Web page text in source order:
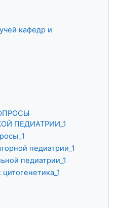
кафедр и
ПЕДИАТРИИ_1
педиатрии_1
педиатрии_1